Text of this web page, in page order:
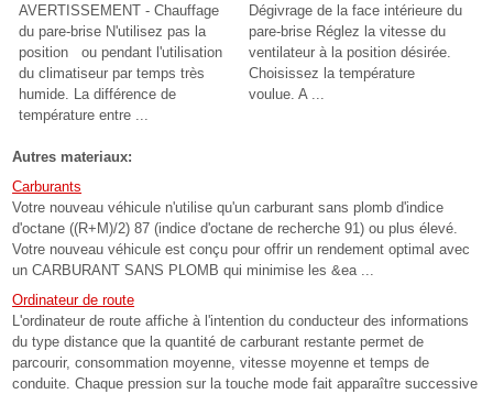
AVERTISSEMENT - Chauffage
du pare-brise N'utilisez pas la
position ou pendant l'utilisation
du climatiseur par temps très
humide. La différence de
température entre ...
Dégivrage de la face intérieure du
pare-brise Réglez la vitesse du
ventilateur à la position désirée.
Choisissez la température
voulue. A ...
Autres materiaux:
Carburants
Votre nouveau véhicule n'utilise qu'un carburant sans plomb d'indice
d'octane ((R+M)/2) 87 (indice d'octane de recherche 91) ou plus élevé.
Votre nouveau véhicule est conçu pour offrir un rendement optimal avec
un CARBURANT SANS PLOMB qui minimise les &ea ...
Ordinateur de route
L'ordinateur de route affiche à l'intention du conducteur des informations
du type distance que la quantité de carburant restante permet de
parcourir, consommation moyenne, vitesse moyenne et temps de
conduite. Chaque pression sur la touche mode fait apparaître successive